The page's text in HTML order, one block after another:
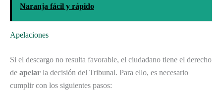
Naranja fácil y rápido
Apelaciones
Si el descargo no resulta favorable, el ciudadano tiene el derecho
de apelar la decisión del Tribunal. Para ello, es necesario
cumplir con los siguientes pasos: